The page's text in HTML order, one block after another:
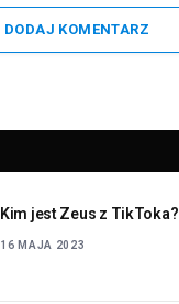
DODAJ KOMENTARZ
Kim jest Zeus z TikToka?
16 MAJA 2023